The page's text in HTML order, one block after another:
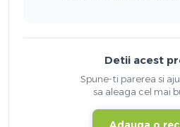
Detii acest
Spune-ti parerea si
sa aleaga cel mai